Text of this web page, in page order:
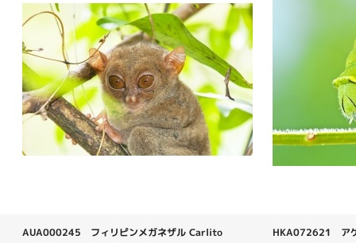
AUA000245 フィリピンメガネザル Carlito
HKA072621 ア